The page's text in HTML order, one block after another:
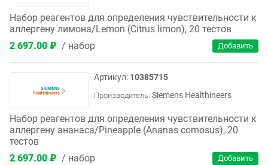
Набор реагентов для определения чувствительности к
аллергену лимона/Lemon (Citrus limon), 20 тестов
2 697.00 ₽
набор
10385715
Производитель:Siemens Healthineers
Набор реагентов для определения чувствительности к
аллергену ананаса/Pineapple (Ananas comosus), 20
тестов
2 697.00 ₽
набор